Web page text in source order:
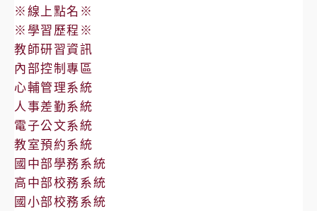
※線上點名※
※學習歷程※
教師研習資訊
內部控制專區
心輔管理系統
人事差勤系統
電子公文系統
教室預約系統
國中部學務系統
高中部校務系統
國小部校務系統